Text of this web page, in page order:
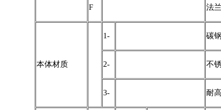
F 法
本体材质
1- 碳
2- 不
3- 耐